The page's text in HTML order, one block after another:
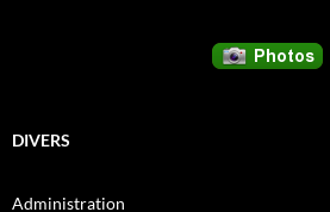
DIVERS
Administration